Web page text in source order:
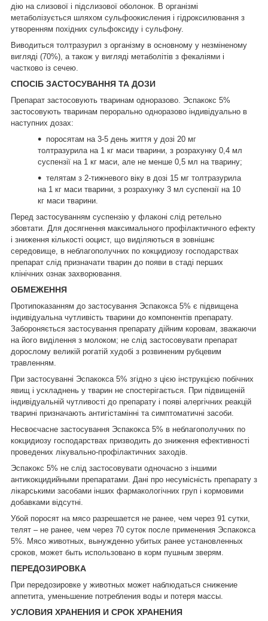
дію на слизової і підслизової оболонок. В організмі
метаболізується шляхом сульфоокисления і гідроксилювання з
утворенням похідних сульфоксиду і сульфону.
Виводиться толтразурил з організму в основному у незміненому
вигляді (70%), а також у вигляді метаболітів з фекаліями і
частково із сечею.
СПОСІБ ЗАСТОСУВАННЯ ТА ДОЗИ
Препарат застосовують тваринам одноразово. Эспакокс 5%
застосовують тваринам перорально одноразово індивідуально в
наступних дозах:
поросятам на 3-5 день життя у дозі 20 мг
толтразурила на 1 кг маси тварини, з розрахунку 0,4 мл
суспензії на 1 кг маси, але не менше 0,5 мл на тварину;
телятам з 2-тижневого віку в дозі 15 мг толтразурила
на 1 кг маси тварини, з розрахунку 3 мл суспензії на 10
кг маси тварини.
Перед застосуванням суспензію у флаконі слід ретельно
збовтати. Для досягнення максимального профілактичного ефекту
і зниження кількості ооцист, що виділяються в зовнішнє
середовище, в неблагополучних по кокцидиозу господарствах
препарат слід призначати тварин до появи в стаді перших
клінічних ознак захворювання.
ОБМЕЖЕННЯ
Протипоказанням до застосування Эспакокса 5% є підвищена
індивідуальна чутливість тварини до компонентів препарату.
Забороняється застосування препарату дійним коровам, зважаючи
на його виділення з молоком; не слід застосовувати препарат
дорослому великій рогатій худобі з розвиненим рубцевим
травленням.
При застосуванні Эспакокса 5% згідно з цією інструкцією побічних
явищ і ускладнень у тварин не спостерігається. При підвищеній
індивідуальній чутливості до препарату і появі алергічних реакцій
тварині призначають антигістамінні та симптоматичні засоби.
Несвоєчасне застосування Эспакокса 5% в неблагополучних по
кокцидиозу господарствах призводить до зниження ефективності
проведених лікувально-профілактичних заходів.
Эспакокс 5% не слід застосовувати одночасно з іншими
антикокцидийными препаратами. Дані про несумісність препарату з
лікарськими засобами інших фармакологічних груп і кормовими
добавками відсутні.
Убой поросят на мясо разрешается не ранее, чем через 91 сутки,
телят – не ранее, чем через 70 суток после применения Эспакокса
5%. Мясо животных, вынужденно убитых ранее установленных
сроков, может быть использовано в корм пушным зверям.
ПЕРЕДОЗИРОВКА
При передозировке у животных может наблюдаться снижение
аппетита, уменьшение потребления воды и потеря массы.
УСЛОВИЯ ХРАНЕНИЯ И СРОК ХРАНЕНИЯ